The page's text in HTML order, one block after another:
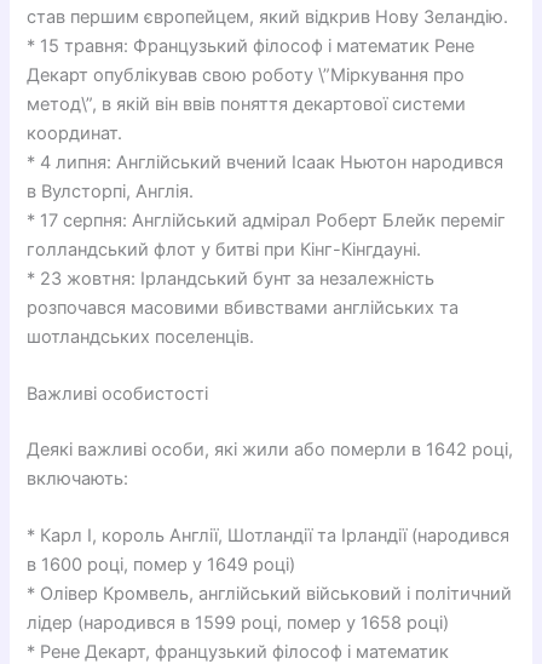
став першим європейцем, який відкрив Нову Зеландію.
* 15 травня: Французький філософ і математик Рене
Декарт опублікував свою роботу \”Міркування про
метод\”, в якій він ввів поняття декартової системи
координат.
* 4 липня: Англійський вчений Ісаак Ньютон народився
в Вулсторпі, Англія.
* 17 серпня: Англійський адмірал Роберт Блейк переміг
голландський флот у битві при Кінг-Кінгдауні.
* 23 жовтня: Ірландський бунт за незалежність
розпочався масовими вбивствами англійських та
шотландських поселенців.
Важливі особистості
Деякі важливі особи, які жили або померли в 1642 році,
включають:
* Карл I, король Англії, Шотландії та Ірландії (народився
в 1600 році, помер у 1649 році)
* Олівер Кромвель, англійський військовий і політичний
лідер (народився в 1599 році, помер у 1658 році)
* Рене Декарт, французький філософ і математик